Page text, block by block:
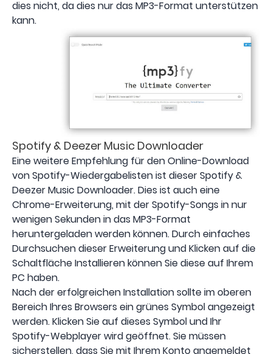
dies nicht, da dies nur das MP3-Format unterstützen
kann.
Spotify & Deezer Music Downloader
Eine weitere Empfehlung für den Online-Download
von Spotify-Wiedergabelisten ist dieser Spotify &
Deezer Music Downloader. Dies ist auch eine
Chrome-Erweiterung, mit der Spotify-Songs in nur
wenigen Sekunden in das MP3-Format
heruntergeladen werden können. Durch einfaches
Durchsuchen dieser Erweiterung und Klicken auf die
Schaltfläche Installieren können Sie diese auf Ihrem
PC haben.
Nach der erfolgreichen Installation sollte im oberen
Bereich Ihres Browsers ein grünes Symbol angezeigt
werden. Klicken Sie auf dieses Symbol und Ihr
Spotify-Webplayer wird geöffnet. Sie müssen
sicherstellen, dass Sie mit Ihrem Konto angemeldet